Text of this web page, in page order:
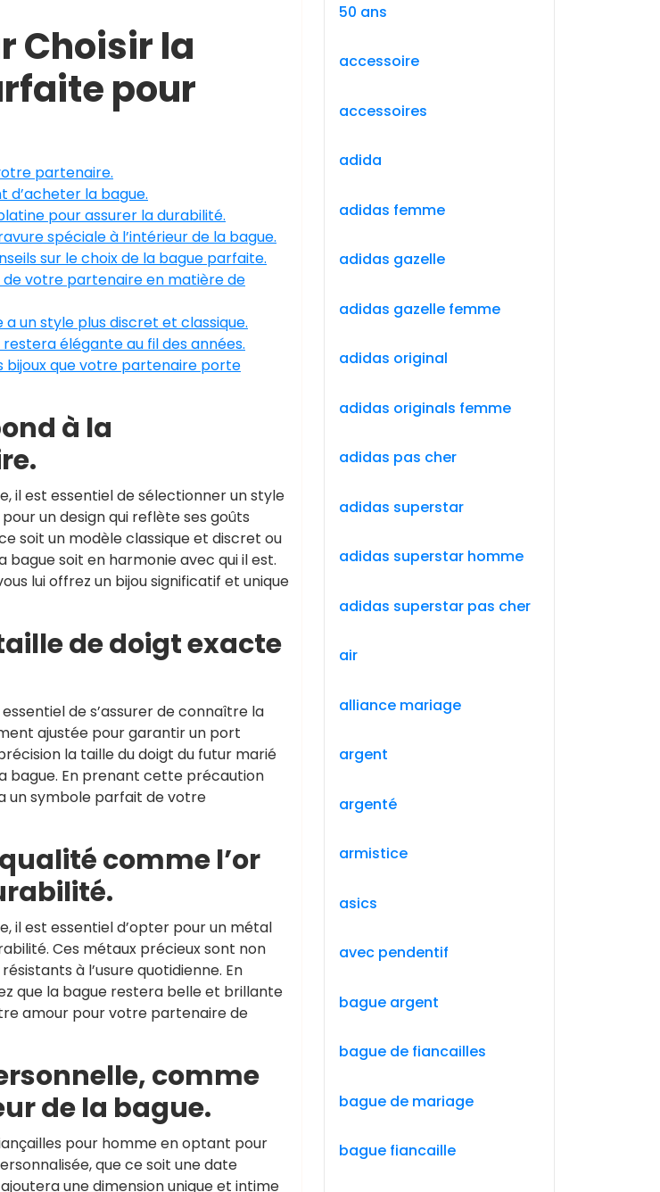
Choisir la
pour
partenaire.
d’acheter la bague.
pour assurer la durabilité.
spéciale à l’intérieur de la bague.
sur le choix de la bague parfaite.
votre partenaire en matière de
un style plus discret et classique.
élégante au fil des années.
bijoux que votre partenaire porte
à la
il est essentiel de sélectionner un style
un design qui reflète ses goûts
soit un modèle classique et discret ou
bague soit en harmonie avec qui il est.
lui offrez un bijou significatif et unique
de doigt exacte
de s’assurer de connaître la
ajustée pour garantir un port
la taille du doigt du futur marié
bague. En prenant cette précaution
un symbole parfait de votre
comme l’or
il est essentiel d’opter pour un métal
Ces métaux précieux sont non
à l’usure quotidienne. En
que la bague restera belle et brillante
amour pour votre partenaire de
comme
de la bague.
pour homme en optant pour
que ce soit une date
une dimension unique et intime
50 ans
accessoire
accessoires
adida
adidas femme
adidas gazelle
adidas gazelle femme
adidas original
adidas originals femme
adidas pas cher
adidas superstar
adidas superstar homme
adidas superstar pas cher
air
alliance mariage
argent
argenté
armistice
asics
avec pendentif
bague argent
bague de fiancailles
bague de mariage
bague fiancaille